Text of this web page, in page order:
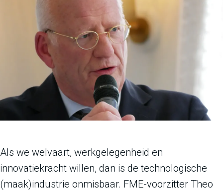
Als we welvaart, werkgelegenheid en
innovatiekracht willen, dan is de technologische
(maak)industrie onmisbaar. FME-voorzitter Theo